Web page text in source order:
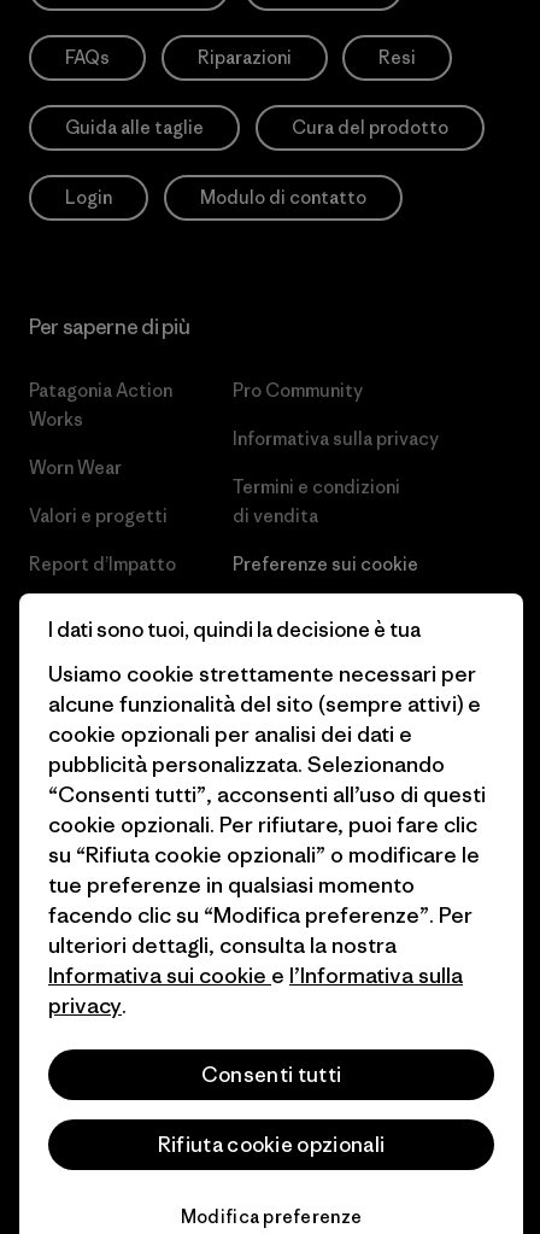
FAQs Riparazioni Resi
Guida alle taglie Cura del prodotto
Login Modulo di contatto
Per saperne di più
Patagonia Action
Works
Worn Wear
Valori e progetti
Report d’Impatto
Obiettivi climatici
1% For The Planet
Come finanziamo
Buoni regalo
Trova un negozio
Pro Community
Informativa sulla privacy
Termini e condizioni
di vendita
Preferenze sui cookie
Industry program
Programma di affiliazione
Patagonia Svizzera Mappa del
sito
© 2026 Patagonia, Inc. All Rights Reserved.
I dati sono tuoi, quindi la decisione è tua
Usiamo cookie strettamente necessari per
alcune funzionalità del sito (sempre attivi) e
cookie opzionali per analisi dei dati e
pubblicità personalizzata. Selezionando
“Consenti tutti”, acconsenti all’uso di questi
cookie opzionali. Per rifiutare, puoi fare clic
su “Rifiuta cookie opzionali” o modificare le
tue preferenze in qualsiasi momento
facendo clic su “Modifica preferenze”. Per
ulteriori dettagli, consulta la nostra
Informativa sui cookie e l’Informativa sulla
privacy.
Consenti tutti
Rifiuta cookie opzionali
Modifica preferenze